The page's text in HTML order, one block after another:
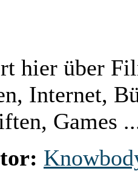
hier über
Internet,
Games